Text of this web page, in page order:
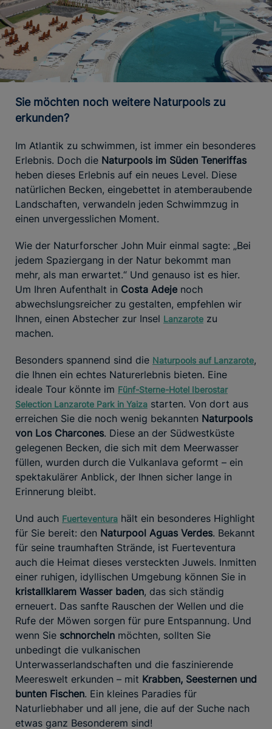
Sie möchten noch weitere Naturpools zu
erkunden?
Im Atlantik zu schwimmen, ist immer ein besonderes
Erlebnis. Doch die Naturpools im Süden Teneriffas
heben dieses Erlebnis auf ein neues Level. Diese
natürlichen Becken, eingebettet in atemberaubende
Landschaften, verwandeln jeden Schwimmzug in
einen unvergesslichen Moment.
Wie der Naturforscher John Muir einmal sagte: „Bei
jedem Spaziergang in der Natur bekommt man
mehr, als man erwartet.“ Und genauso ist es hier.
Um Ihren Aufenthalt in Costa Adeje noch
abwechslungsreicher zu gestalten, empfehlen wir
Ihnen, einen Abstecher zur Insel Lanzarote zu
machen.
Besonders spannend sind die Naturpools auf Lanzarote,
die Ihnen ein echtes Naturerlebnis bieten. Eine
ideale Tour könnte im Fünf-Sterne-Hotel Iberostar
Selection Lanzarote Park in Yaiza starten. Von dort aus
erreichen Sie die noch wenig bekannten Naturpools
von Los Charcones. Diese an der Südwestküste
gelegenen Becken, die sich mit dem Meerwasser
füllen, wurden durch die Vulkanlava geformt – ein
spektakulärer Anblick, der Ihnen sicher lange in
Erinnerung bleibt.
Und auch Fuerteventura hält ein besonderes Highlight
für Sie bereit: den Naturpool Aguas Verdes. Bekannt
für seine traumhaften Strände, ist Fuerteventura
auch die Heimat dieses versteckten Juwels. Inmitten
einer ruhigen, idyllischen Umgebung können Sie in
kristallklarem Wasser baden, das sich ständig
erneuert. Das sanfte Rauschen der Wellen und die
Rufe der Möwen sorgen für pure Entspannung. Und
wenn Sie schnorcheln möchten, sollten Sie
unbedingt die vulkanischen
Unterwasserlandschaften und die faszinierende
Meereswelt erkunden – mit Krabben, Seesternen und
bunten Fischen. Ein kleines Paradies für
Naturliebhaber und all jene, die auf der Suche nach
etwas ganz Besonderem sind!